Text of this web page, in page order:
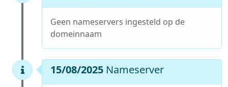
Geen nameservers ingesteld op de
domeinnaam
15/08/2025 Nameserver